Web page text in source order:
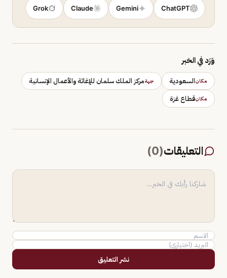
ChatGPT
Gemini
Claude
Grok
وَرَد في الخبر
مكانالسعودية جهةمركز الملك سلمان للإغاثة والأعمال الإنسانية
مكانقطاع غزة
التعليقات(
0
)
نشر التعليق